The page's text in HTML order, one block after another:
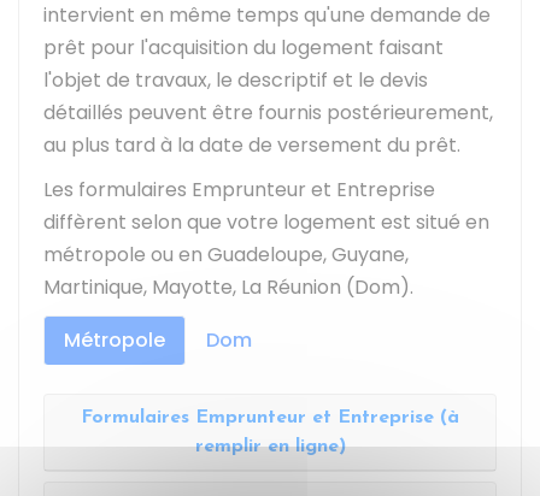
intervient en même temps qu'une demande de
prêt pour l'acquisition du logement faisant
l'objet de travaux, le descriptif et le devis
détaillés peuvent être fournis postérieurement,
au plus tard à la date de versement du prêt.
Les formulaires Emprunteur et Entreprise
diffèrent selon que votre logement est situé en
métropole ou en Guadeloupe, Guyane,
Martinique, Mayotte, La Réunion (Dom).
Métropole
Dom
Formulaires Emprunteur et Entreprise (à
remplir en ligne)